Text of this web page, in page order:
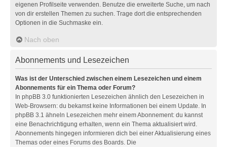
eigenen Profilseite verwenden. Benutze die erweiterte Suche, um nach
von dir erstellen Themen zu suchen. Trage dort die entsprechenden
Optionen in die Suchmaske ein.
Nach oben
Abonnements und Lesezeichen
Was ist der Unterschied zwischen einem Lesezeichen und einem
Abonnements für ein Thema oder Forum?
In phpBB 3.0 funktionierten Lesezeichen ähnlich den Lesezeichen in
Web-Browsern: du bekamst keine Informationen bei einem Update. In
phpBB 3.1 ähneln Lesezeichen mehr einem Abonnement: du kannst
eine Benachrichtigung erhalten, wenn ein Thema aktualisiert wird.
Abonnements hingegen informieren dich bei einer Aktualisierung eines
Themas oder eines Forums des Boards. Die